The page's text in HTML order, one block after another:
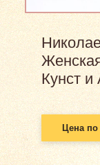
Кунст и
Цена по